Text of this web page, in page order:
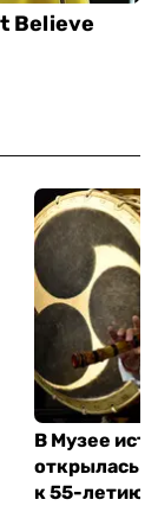
В Музее
открылась
к 55-летию